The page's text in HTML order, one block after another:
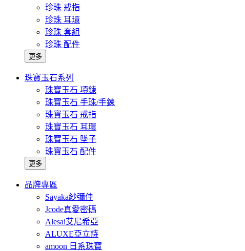
珍珠 戒指
珍珠 耳環
珍珠 套組
珍珠 配件
更多
珠寶玉石系列
珠寶玉石 項鍊
珠寶玉石 手珠/手鍊
珠寶玉石 戒指
珠寶玉石 耳環
珠寶玉石 墜子
珠寶玉石 配件
更多
品牌專區
Sayaka紗彌佳
Jcode真愛密碼
Alesai艾尼希亞
ALUXE亞立詩
amoon 日系珠寶